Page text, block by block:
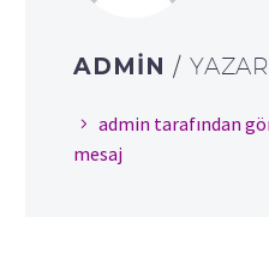
ADMIN /
admin tarafından
mesaj